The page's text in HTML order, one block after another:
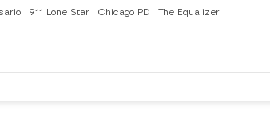
911 Lone Star Chicago PD The Equalizer